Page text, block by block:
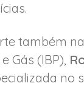
também
Gás (IBP),
no